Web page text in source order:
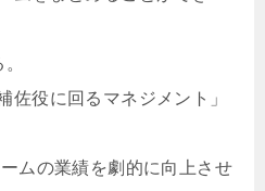
佐役に回るマネジメント」
ムの業績を劇的に向上させ